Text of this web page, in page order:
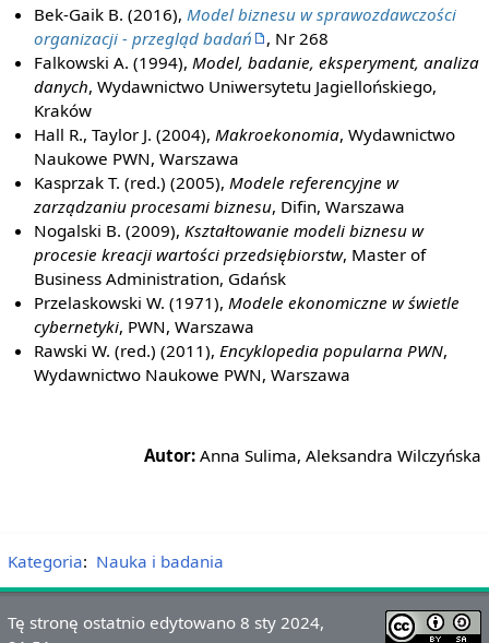
Bek-Gaik B. (2016), Model biznesu w sprawozdawczości
organizacji - przegląd badań
, Nr 268
Falkowski A. (1994), Model, badanie, eksperyment, analiza
danych, Wydawnictwo Uniwersytetu Jagiellońskiego,
Kraków
Hall R., Taylor J. (2004), Makroekonomia, Wydawnictwo
Naukowe PWN, Warszawa
Kasprzak T. (red.) (2005), Modele referencyjne w
zarządzaniu procesami biznesu, Difin, Warszawa
Nogalski B. (2009), Kształtowanie modeli biznesu w
procesie kreacji wartości przedsiębiorstw, Master of
Business Administration, Gdańsk
Przelaskowski W. (1971), Modele ekonomiczne w świetle
cybernetyki, PWN, Warszawa
Rawski W. (red.) (2011), Encyklopedia popularna PWN,
Wydawnictwo Naukowe PWN, Warszawa
Autor: Anna Sulima, Aleksandra Wilczyńska
Kategoria: Nauka i badania
Tę stronę ostatnio edytowano 8 sty 2024,